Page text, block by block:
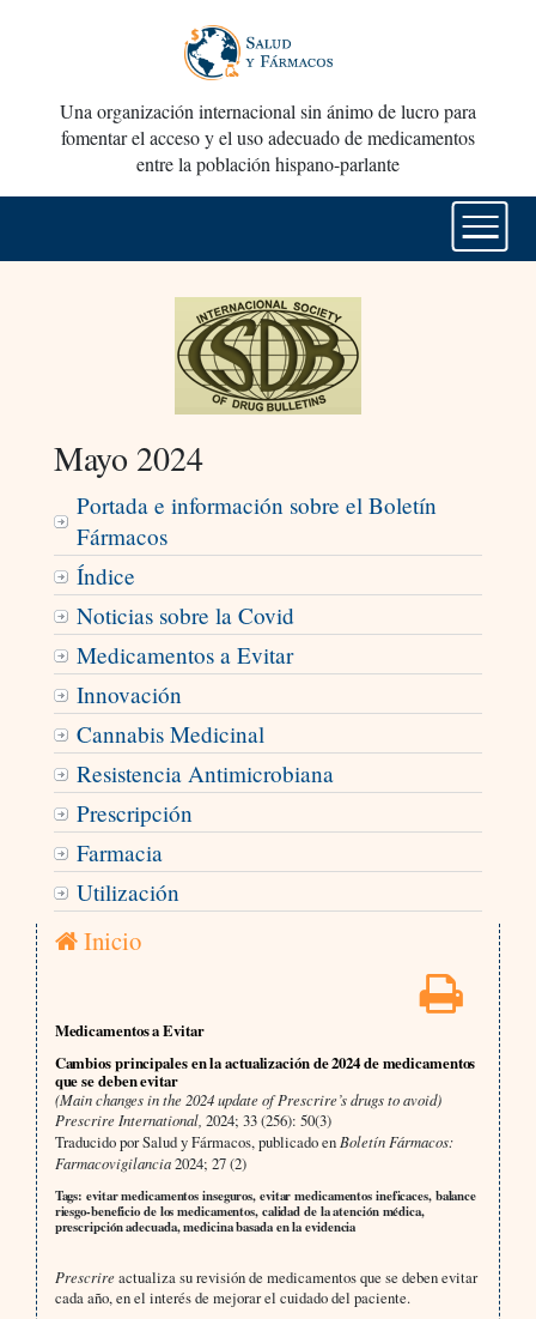
Una organización internacional sin ánimo de lucro para
fomentar el acceso y el uso adecuado de medicamentos
entre la población hispano-parlante
Mayo 2024
Portada e información sobre el Boletín
Fármacos
Índice
Noticias sobre la Covid
Medicamentos a Evitar
Innovación
Cannabis Medicinal
Resistencia Antimicrobiana
Prescripción
Farmacia
Utilización
Inicio
Medicamentos a Evitar
Cambios principales en la actualización de 2024 de medicamentos
que se deben evitar
(Main changes in the 2024 update of Prescrire’s drugs to avoid)
Prescrire International, 2024; 33 (256): 50(3)
Traducido por Salud y Fármacos, publicado en Boletín Fármacos:
Farmacovigilancia2024; 27 (2)
Tags: evitar medicamentos inseguros, evitar medicamentos ineficaces, balance
riesgo-beneficio de los medicamentos, calidad de la atención médica,
prescripción adecuada, medicina basada en la evidencia
Prescrireactualiza su revisión de medicamentos que se deben evitar
cada año, en el interés de mejorar el cuidado del paciente.